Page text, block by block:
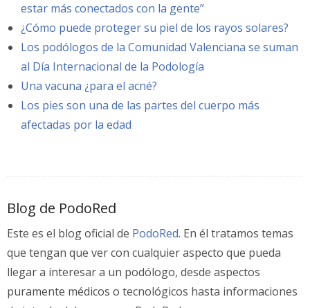
estar más conectados con la gente”
¿Cómo puede proteger su piel de los rayos solares?
Los podólogos de la Comunidad Valenciana se suman
al Día Internacional de la Podología
Una vacuna ¿para el acné?
Los pies son una de las partes del cuerpo más
afectadas por la edad
Blog de PodoRed
Este es el blog oficial de PodoRed. En él tratamos temas
que tengan que ver con cualquier aspecto que pueda
llegar a interesar a un podólogo, desde aspectos
puramente médicos o tecnológicos hasta informaciones